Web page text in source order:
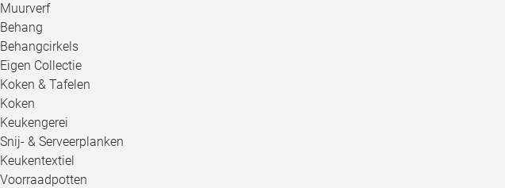
Muurverf
Behang
Behangcirkels
Eigen Collectie
Koken & Tafelen
Koken
Keukengerei
Snij- & Serveerplanken
Keukentextiel
Voorraadpotten